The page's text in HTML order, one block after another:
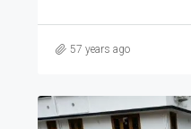
57 years ago